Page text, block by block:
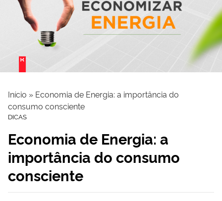
Início » Economia de Energia: a importância do
consumo consciente
DICAS
Economia de Energia: a
importância do consumo
consciente